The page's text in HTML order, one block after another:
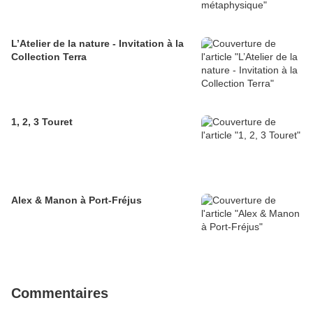
L’Atelier de la nature - Invitation à la
Collection Terra
1, 2, 3 Touret
Alex & Manon à Port-Fréjus
Commentaires